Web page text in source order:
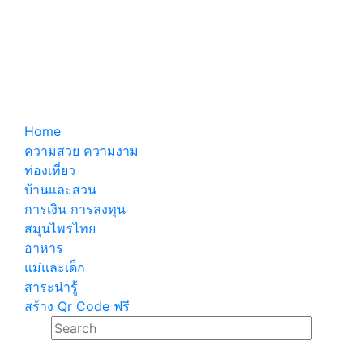
Home
ความสวย ความงาม
ท่องเที่ยว
บ้านและสวน
การเงิน การลงทุน
สมุนไพรไทย
อาหาร
แม่และเด็ก
สาระน่ารู้
สร้าง Qr Code ฟรี